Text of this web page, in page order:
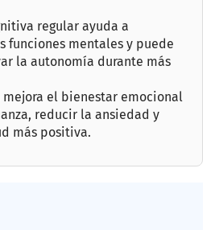
regular ayuda a
funciones mentales y puede
la autonomía durante más
el bienestar emocional
reducir la ansiedad y
más positiva.